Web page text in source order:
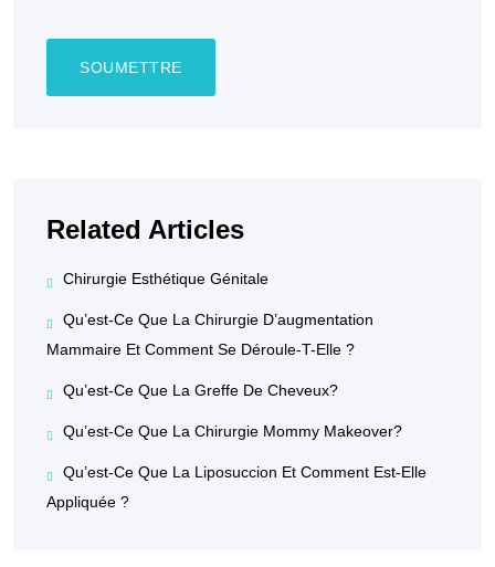
Related Articles
Chirurgie Esthétique Génitale
Qu’est-Ce Que La Chirurgie D’augmentation
Mammaire Et Comment Se Déroule-T-Elle ?
Qu’est-Ce Que La Greffe De Cheveux?
Qu’est-Ce Que La Chirurgie Mommy Makeover?
Qu’est-Ce Que La Liposuccion Et Comment Est-Elle
Appliquée ?